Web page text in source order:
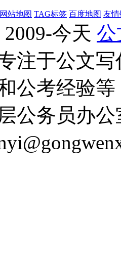
网站地图 TAG标签 百度地图 友
今天 公
注于公文
公考经验等
公务员办